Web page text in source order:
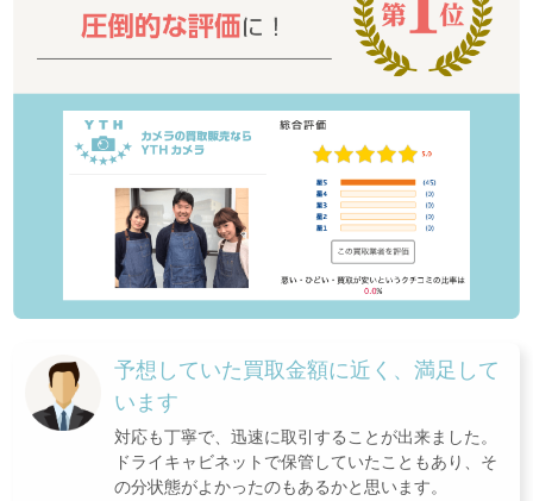
予想していた買取金額に近く、満足して
います
対応も丁寧で、迅速に取引することが出来ました。
ドライキャビネットで保管していたこともあり、そ
の分状態がよかったのもあるかと思います。